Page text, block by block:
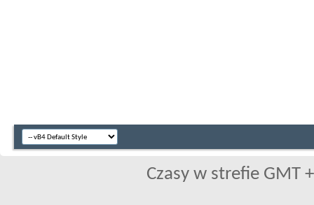
Czasy w strefie GMT